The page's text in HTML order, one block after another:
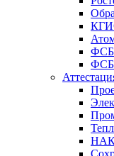
ФСБ.